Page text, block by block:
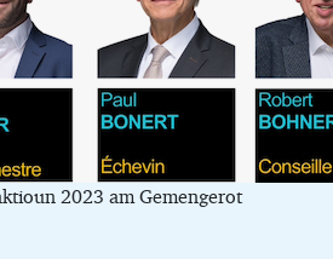
2023 am Gemengerot